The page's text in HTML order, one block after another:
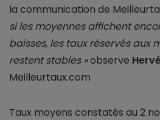
la communication de
si les moyennes affichent
baisses, les taux réservés aux
restent stables »observe
Meilleurtaux.com
Taux moyens constatés au 2